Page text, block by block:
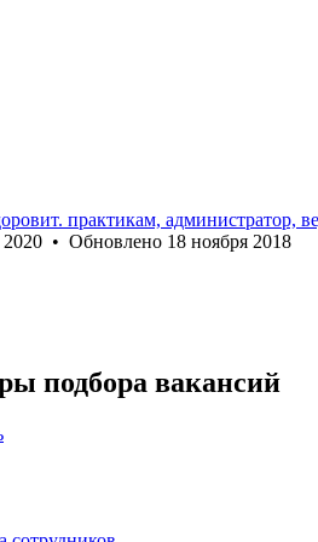
практикам, администратор,
• Обновлено 18 ноября 2018
подбора вакансий